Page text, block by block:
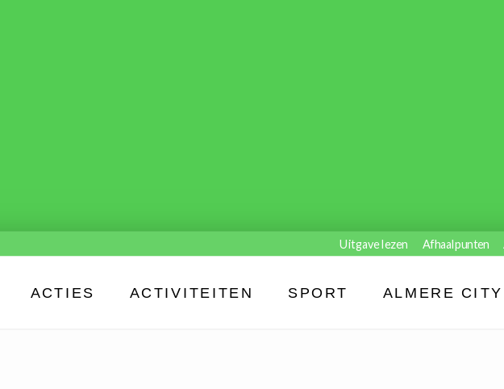
Uitgave lezen Afhaalpunten
ACTIES ACTIVITEITEN SPORT ALMERE